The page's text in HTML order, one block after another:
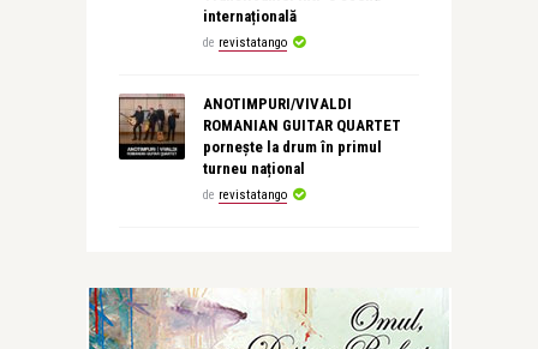
internațională
de revistatango
ANOTIMPURI/VIVALDI
ROMANIAN GUITAR QUARTET
pornește la drum în primul
turneu național
de revistatango